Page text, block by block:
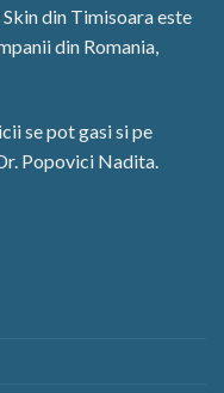
din Timisoara este
din Romania,
se pot gasi si pe
Popovici Nadita.